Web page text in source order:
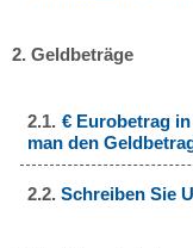
2. Geldbeträge
2.1. € Eurobetrag
man den
2.2.Schreiben Sie